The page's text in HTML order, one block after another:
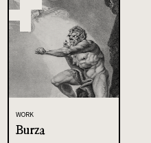
WORK
Burza